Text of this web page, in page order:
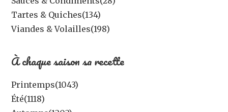
Tartes & Quiches(134)
Viandes & Volailles(198)
À chaque saison sa recette
Printemps(1043)
Été(1118)